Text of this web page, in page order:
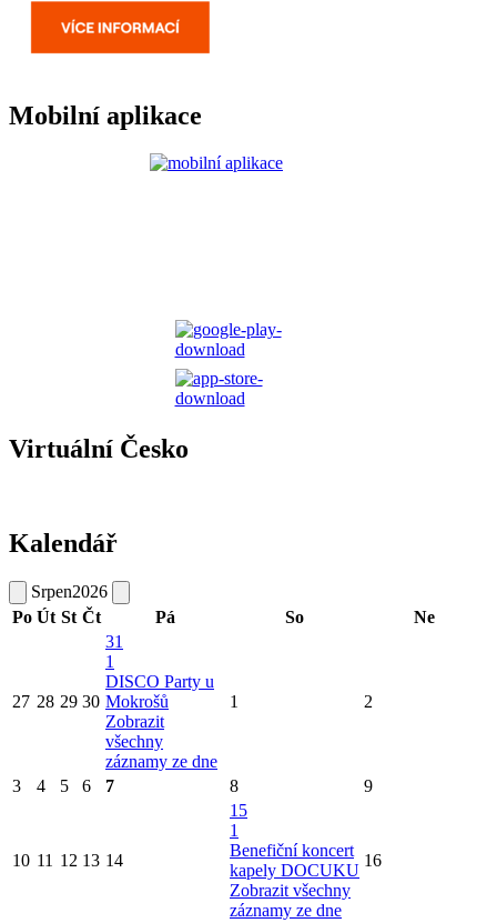
Mobilní aplikace
Virtuální Česko
Kalendář
Srpen2026
Po Út St Čt Pá So Ne
27 28 29 30
31
1
DISCO Party u
Mokrošů
Zobrazit
všechny
záznamy ze dne
1 2
3 4 5 6 7 8 9
10 11 12 13 14
15
1
Benefiční koncert
kapely DOCUKU
Zobrazit všechny
záznamy ze dne
16